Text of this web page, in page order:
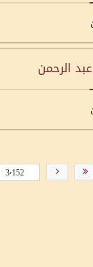
الرحمن